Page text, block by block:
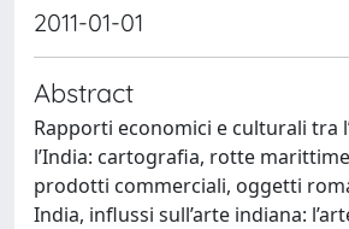
2011-01-01
Abstract
Rapporti economici e culturali tra
l’India: cartografia, rotte
prodotti commerciali, oggetti
India, influssi sull’arte indiana: